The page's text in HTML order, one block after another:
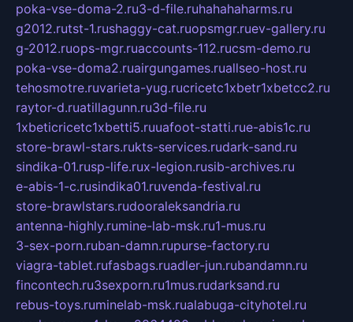
poka-vse-doma-2.ru3-d-file.ruhahahaharms.ru
g2012.rutst-1.rushaggy-cat.ruopsmgr.ruev-gallery.ru
g-2012.ruops-mgr.ruaccounts-112.rucsm-demo.ru
poka-vse-doma2.ruairgungames.ruallseo-host.ru
tehosmotre.ruvarieta-yug.rucricetc1xbetr1xbetcc2.ru
raytor-d.ruatillagunn.ru3d-file.ru
1xbeticricetc1xbetti5.ruuafoot-statti.rue-abis1c.ru
store-brawl-stars.rukts-services.rudark-sand.ru
sindika-01.rusp-life.rux-legion.rusib-archives.ru
e-abis-1-c.rusindika01.ruvenda-festival.ru
store-brawlstars.rudooraleksandria.ru
antenna-highly.rumine-lab-msk.ru1-mus.ru
3-sex-porn.ruban-damn.rupurse-factory.ru
viagra-tablet.rufasbags.ruadler-jun.rubandamn.ru
fincontech.ru3sexporn.ru1mus.rudarksand.ru
rebus-toys.ruminelab-msk.rualabuga-cityhotel.ru